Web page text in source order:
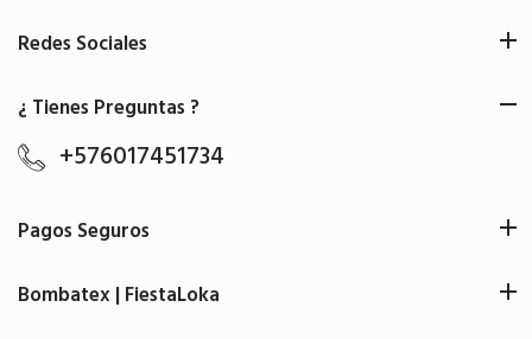
Redes Sociales
¿ Tienes Preguntas ?
+576017451734
Pagos Seguros
Bombatex | FiestaLoka